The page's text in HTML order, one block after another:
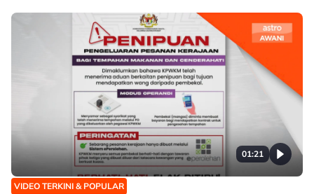
01:21
VIDEO TERKINI & POPULAR